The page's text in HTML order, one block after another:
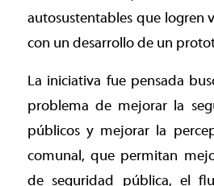
autosustentables que logren
con un desarrollo de un
La iniciativa fue pensada
problema de mejorar la
públicos y mejorar la
comunal, que permitan
de seguridad pública, el